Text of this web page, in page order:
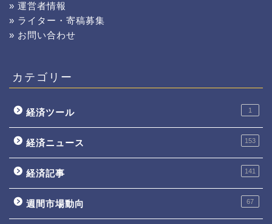
» 運営者情報
» ライター・寄稿募集
» お問い合わせ
カテゴリー
経済ツール 1
経済ニュース 153
経済記事 141
週間市場動向 67